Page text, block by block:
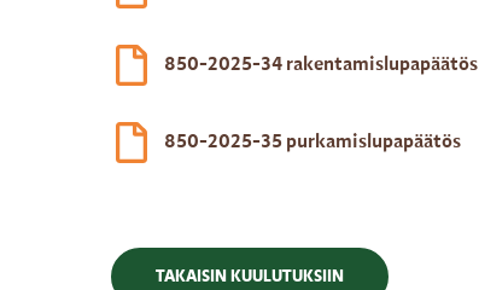
850-2025-34 rakentamislupapäätös
850-2025-35 purkamislupapäätös
TAKAISIN KUULUTUKSIIN